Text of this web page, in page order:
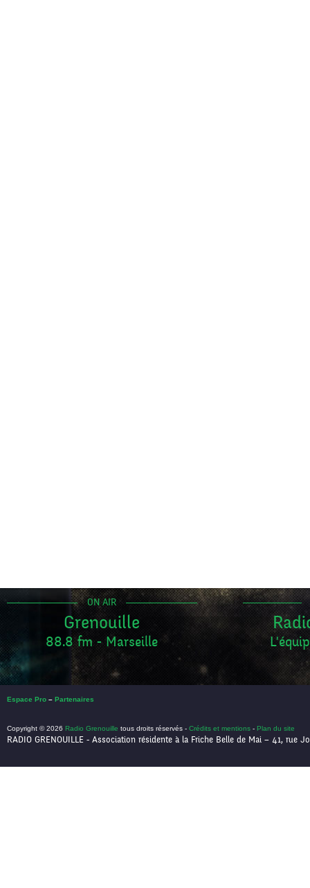
ON AIR
Grenouille
88.8 fm - Marseille
Espace Pro – Partenaires
Copyright © 2026 Radio Grenouille tous droits réservés - Crédits et mentions - Plan du site
RADIO GRENOUILLE - Association résidente à la Friche Belle de Mai – 41, rue